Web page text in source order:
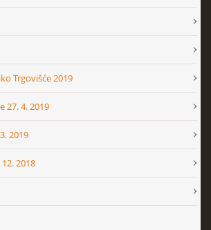
Trgovišće 2019
27. 4. 2019
2019
2018